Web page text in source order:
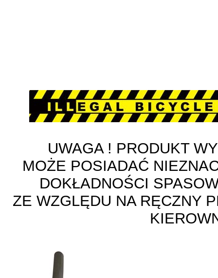
UWAGA ! PRODUKT
MOŻE POSIADAĆ
DOKŁADNOŚCI
ZE WZGLĘDU NA RĘCZNY